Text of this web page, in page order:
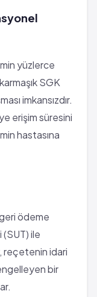
yüzlerce
SGK
imkansızdır.
erişim süresini
hastasına
ödeme
ile
reçetenin idari
bir